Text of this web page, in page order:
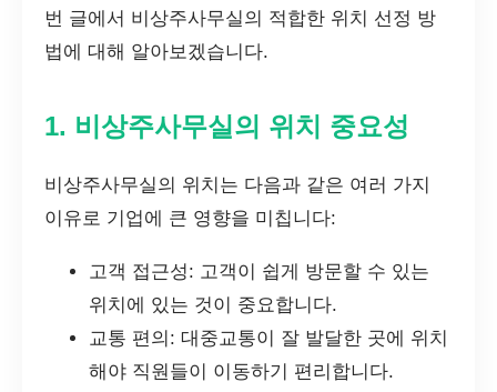
번 글에서 비상주사무실의 적합한 위치 선정 방
법에 대해 알아보겠습니다.
1. 비상주사무실의 위치 중요성
비상주사무실의 위치는 다음과 같은 여러 가지
이유로 기업에 큰 영향을 미칩니다:
고객 접근성: 고객이 쉽게 방문할 수 있는
위치에 있는 것이 중요합니다.
교통 편의: 대중교통이 잘 발달한 곳에 위치
해야 직원들이 이동하기 편리합니다.